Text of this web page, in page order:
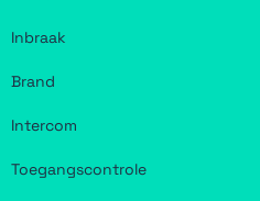
Inbraak
Brand
Intercom
Toegangscontrole